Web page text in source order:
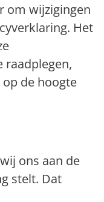
om wijzigingen
Het
raadplegen,
de hoogte
ons aan de
stelt. Dat